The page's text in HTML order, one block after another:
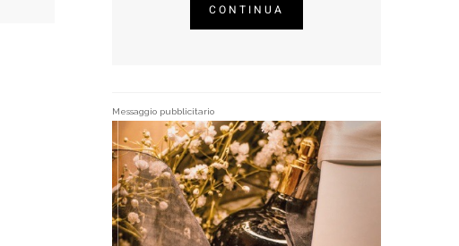
CONTINUA
Messaggio pubblicitario